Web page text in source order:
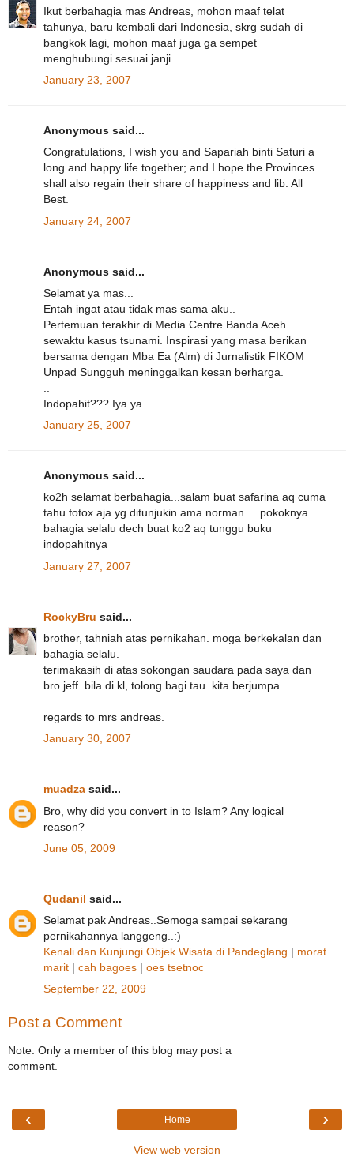
Ikut berbahagia mas Andreas, mohon maaf telat
tahunya, baru kembali dari Indonesia, skrg sudah di
bangkok lagi, mohon maaf juga ga sempet
menghubungi sesuai janji
January 23, 2007
Anonymous said...
Congratulations, I wish you and Sapariah binti Saturi a
long and happy life together; and I hope the Provinces
shall also regain their share of happiness and lib. All
Best.
January 24, 2007
Anonymous said...
Selamat ya mas...
Entah ingat atau tidak mas sama aku..
Pertemuan terakhir di Media Centre Banda Aceh
sewaktu kasus tsunami. Inspirasi yang masa berikan
bersama dengan Mba Ea (Alm) di Jurnalistik FIKOM
Unpad Sungguh meninggalkan kesan berharga.
Indopahit??? Iya ya..
January 25, 2007
Anonymous said...
ko2h selamat berbahagia...salam buat safarina aq cuma
tahu fotox aja yg ditunjukin ama norman.... pokoknya
bahagia selalu dech buat ko2 aq tunggu buku
indopahitnya
January 27, 2007
RockyBru said...
brother, tahniah atas pernikahan. moga berkekalan dan
bahagia selalu.
terimakasih di atas sokongan saudara pada saya dan
bro jeff. bila di kl, tolong bagi tau. kita berjumpa.
regards to mrs andreas.
January 30, 2007
muadza said...
Bro, why did you convert in to Islam? Any logical
reason?
June 05, 2009
Qudanil said...
Selamat pak Andreas..Semoga sampai sekarang
pernikahannya langgeng..:)
Kenali dan Kunjungi Objek Wisata di Pandeglang | morat
marit | cah bagoes | oes tsetnoc
September 22, 2009
Post a Comment
Note: Only a member of this blog may post a
comment.
‹ ›
Home
View web version